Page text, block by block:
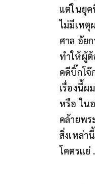
แต่ในยุค
ไม่มีเหตุ
ศาล อัย
ทำให้ผู้ต้
คดีบิ๊กโจ๊
เรื่องนี้ผ
หรือ ใน
คล้ายพร
สิ่งเหล่า
โคตรแย่